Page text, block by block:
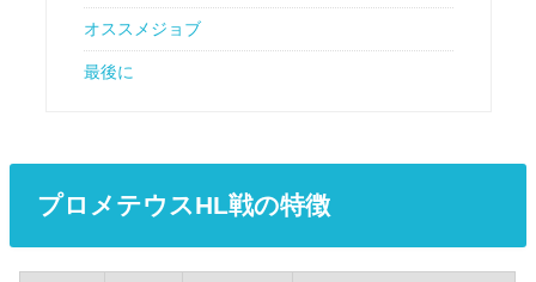
オススメジョブ
最後に
プロメテウスHL戦の特徴